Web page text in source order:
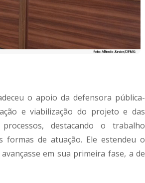
o apoio da defensora pública-
e viabilização do projeto e das
destacando o trabalho
de atuação. Ele estendeu o
em sua primeira fase, a de